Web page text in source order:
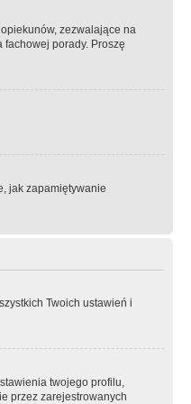
zezwalające na
porady. Proszę
jak zapamiętywanie
Twoich ustawień i
twojego profilu,
przez zarejestrowanych